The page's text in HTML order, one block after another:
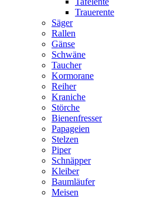
Trauerente
Säger
Rallen
Gänse
Schwäne
Taucher
Kormorane
Reiher
Kraniche
Störche
Bienenfresser
Papageien
Stelzen
Piper
Schnäpper
Kleiber
Baumläufer
Meisen